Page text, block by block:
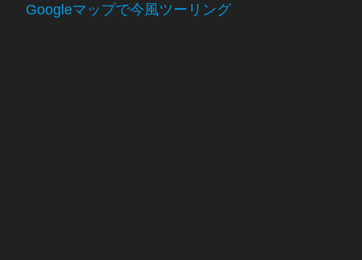
Googleマップで今風ツーリング